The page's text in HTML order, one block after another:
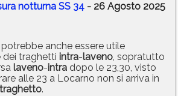
notturna SS 34 - 26 Agosto 2025
anche essere utile
dei traghetti intra-laveno, sopratutto
laveno-intra dopo le 23,30, visto
alle 23 a Locarno non si arriva in
traghetto.